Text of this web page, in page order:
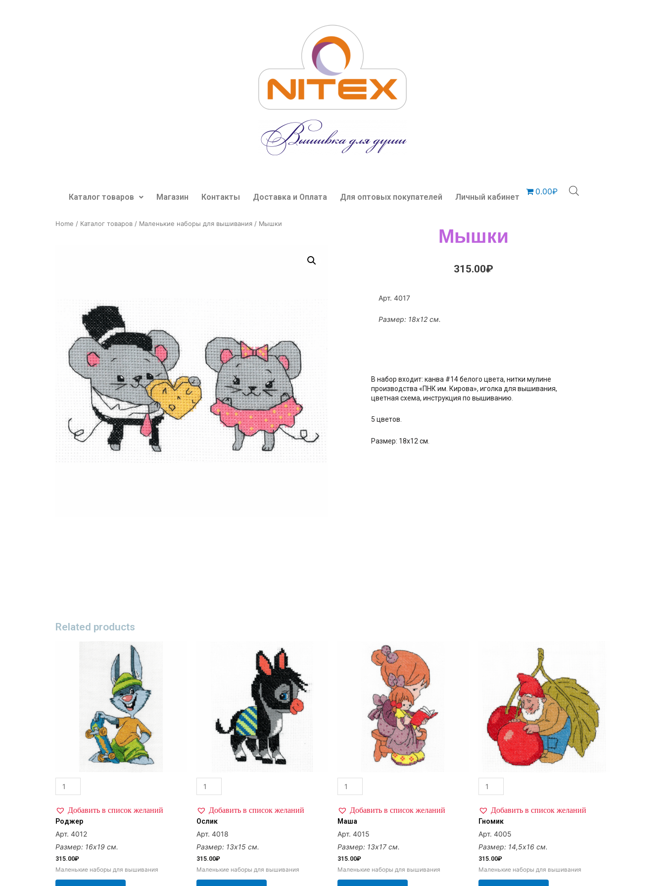
Каталог товаров Магазин Контакты Доставка и Оплата Для оптовых покупателей Личный кабинет
0.00₽
Home / Каталог товаров / Маленькие наборы для вышивания / Мышки
Мышки
315.00₽
Арт. 4017
Размер: 18х12 см.
В набор входит: канва #14 белого цвета, нитки мулине
производства «ПНК им. Кирова», иголка для вышивания,
цветная схема, инструкция по вышиванию.
5 цветов.
Размер: 18х12 см.
Related products
Добавить в список желаний
Роджер
Арт. 4012
Размер: 16х19 см.
315.00₽
Маленькие наборы для вышивания
Добавить в список желаний
Ослик
Арт. 4018
Размер: 13х15 см.
315.00₽
Маленькие наборы для вышивания
Добавить в список желаний
Маша
Арт. 4015
Размер: 13х17 см.
315.00₽
Маленькие наборы для вышивания
Добавить в список желаний
Гномик
Арт. 4005
Размер: 14,5х16 см.
315.00₽
Маленькие наборы для вышивания